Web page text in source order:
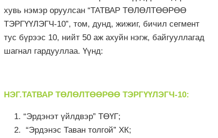
хувь нэмэр оруулсан “ТАТВАР ТӨЛӨЛТӨӨРӨӨ
ТЭРГҮҮЛЭГЧ-10”, том, дунд, жижиг, бичил сегмент
тус бүрээс 10, нийт 50 аж ахуйн нэгж, байгууллагад
шагнал гардууллаа. Үүнд:
НЭГ.ТАТВАР ТӨЛӨЛТӨӨРӨӨ ТЭРГҮҮЛЭГЧ-10:
“Эрдэнэт үйлдвэр” ТӨҮГ;
“Эрдэнэс Таван толгой” ХК;